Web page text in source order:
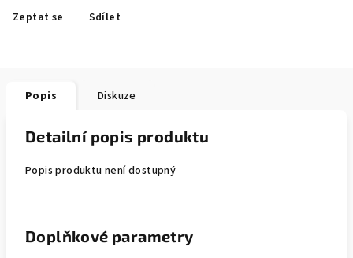
Zeptat se Sdílet
Popis Diskuze
Detailní popis produktu
Popis produktu není dostupný
Doplňkové parametry